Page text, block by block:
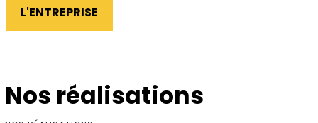
L'ENTREPRISE
Nos réalisations